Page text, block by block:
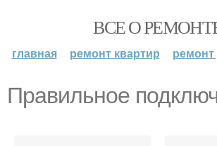
ВСЕ О
главная ремонт квартир
Правильное